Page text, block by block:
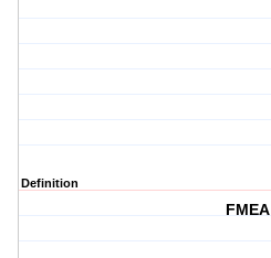
Definition
FMEA